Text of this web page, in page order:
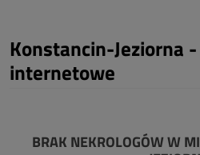
Konstancin-Jeziorna
internetowe
BRAK NEKROLOGÓW W